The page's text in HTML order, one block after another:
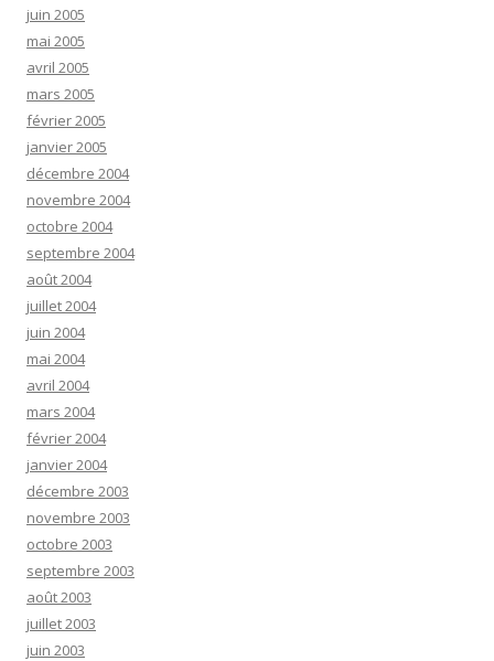
juin 2005
mai 2005
avril 2005
mars 2005
février 2005
janvier 2005
décembre 2004
novembre 2004
octobre 2004
septembre 2004
août 2004
juillet 2004
juin 2004
mai 2004
avril 2004
mars 2004
février 2004
janvier 2004
décembre 2003
novembre 2003
octobre 2003
septembre 2003
août 2003
juillet 2003
juin 2003